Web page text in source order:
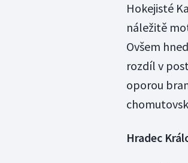
Hokejisté
náležitě
Ovšem
rozdíl v
oporou
Hradec